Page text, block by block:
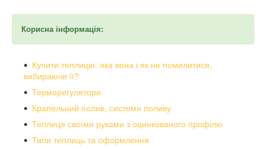
Корисна інформація:
Купити теплицю: яка вона і як не помилитися,
вибираючи її?
Терморегулятори
Крапельний полив, системи поливу
Теплиця своїми руками з оцинкованого профілю
Типи теплиць та оформлення